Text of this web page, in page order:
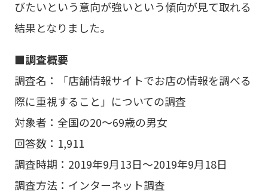
びたいという意向が強いという傾向が見て取れる
結果となりました。
■調査概要
調査名：「店舗情報サイトでお店の情報を調べる
際に重視すること」についての調査
対象者：全国の20～69歳の男女
回答数：1,911
調査時期：2019年9月13日～2019年9月18日
調査方法：インターネット調査